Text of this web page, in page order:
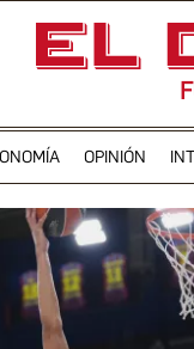
OPINIÓN